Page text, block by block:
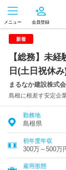
メニュー 会員登録
新着
【総務】未
日(土日祝休み
まるなか建設株式
島根に根差す安定企
勤務地
島根県
初年度年収
300万～500万
雇用形態